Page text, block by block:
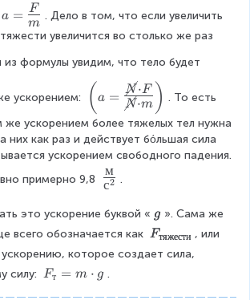
a
\
L
g
e
\f
r
c
F
}
{
}
a = m
F
. Дело в том, что если увеличить
увеличится во столько же раз
из формулы увидим, что тело будет
ускорением:
\l
ef
t(
a
=
L
r
g
e
( a = N⋅m
N ⋅F ) . То есть
же ускорением более тяжелых тел нужна
них как раз и действует бόльшая сила
ускорением свободного падения.
примерно 9,8
\
L
r
g
e
\
с2
м
.
это ускорение буквой « \
p
b
g ». Сама же
всего обозначается как \
p
Fтяжести , или
которое создает сила,
силу: F
Fт = m ⋅ g .